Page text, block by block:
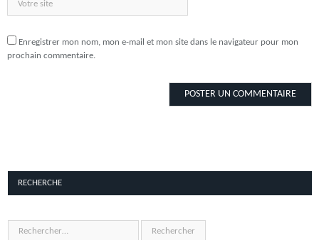
Enregistrer mon nom, mon e-mail et mon site dans le navigateur pour mon
prochain commentaire.
RECHERCHE